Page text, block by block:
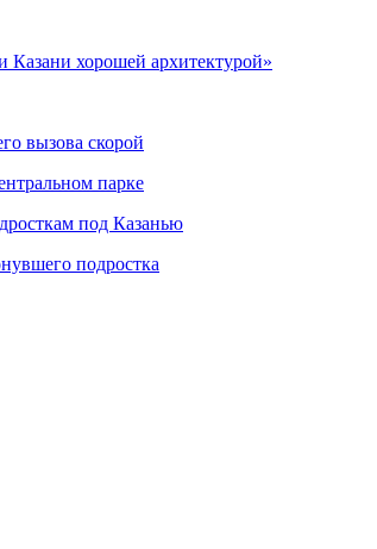
хорошей архитектурой»
вызова скорой
парке
под Казанью
подростка